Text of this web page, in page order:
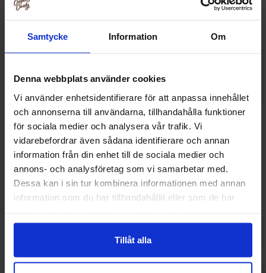
Samtycke Information Om
Denna webbplats använder cookies
Vi använder enhetsidentifierare för att anpassa innehållet
och annonserna till användarna, tillhandahålla funktioner
för sociala medier och analysera vår trafik. Vi
vidarebefordrar även sådana identifierare och annan
information från din enhet till de sociala medier och
annons- och analysföretag som vi samarbetar med.
Dessa kan i sin tur kombinera informationen med annan
information som du har tillhandahållit eller som de har
Tillåt alla
Haribo Roulette Rullar 1.25kg
189.19 kr
Haribo